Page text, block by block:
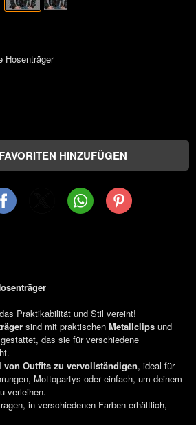
Hosenträger
WhatsAppPinterest
Praktikabilität und Stil vereint!
sind mit praktischen Metallclips und
das sie für verschiedene
von Outfits zu vervollständigen, ideal für
Mottopartys oder einfach, um deinem
verleihen.
in verschiedenen Farben erhältlich,